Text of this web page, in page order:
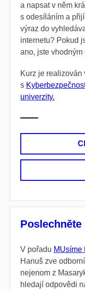
a napsat v něm
s odesíláním a
výraz do
internetu? Pokud
ano, jste vhodným
Kurz je realizován
s
univerzity.
V pořadu MUsíme
Hanuš zve
nejenom z
hledají odpovědi